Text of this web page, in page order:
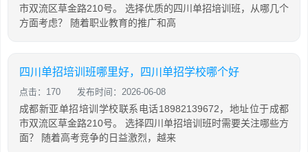
市双流区草金路210号。 选择优质的四川单招培训班，从哪几个
方面考虑？ 随着职业教育的推广和高
四川单招培训班哪里好，四川单招学校哪个好
点击：170 发布时间：2026-06-08
成都新亚单招培训学校联系电话18982139672，地址位于成都
市双流区草金路210号。 选择四川单招培训班时需要关注哪些方
面？ 随着高考竞争的日益激烈，越来